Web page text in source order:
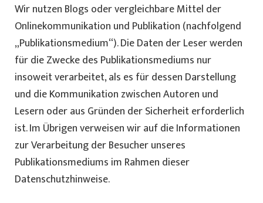
Wir nutzen Blogs oder vergleichbare Mittel der
Onlinekommunikation und Publikation (nachfolgend
„Publikationsmedium“). Die Daten der Leser werden
für die Zwecke des Publikationsmediums nur
insoweit verarbeitet, als es für dessen Darstellung
und die Kommunikation zwischen Autoren und
Lesern oder aus Gründen der Sicherheit erforderlich
ist. Im Übrigen verweisen wir auf die Informationen
zur Verarbeitung der Besucher unseres
Publikationsmediums im Rahmen dieser
Datenschutzhinweise.